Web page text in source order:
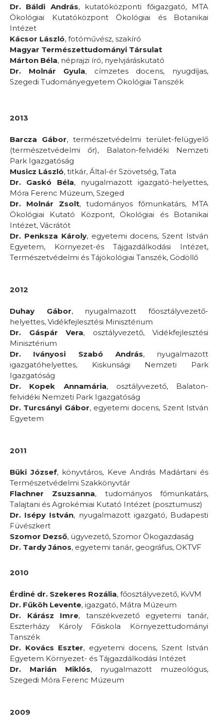
Dr. Báldi András, kutatóközponti főigazgató, MTA
Ökológiai Kutatóközpont Ökológiai és Botanikai
Intézet
Kácsor László, fotóművész, szakíró
Magyar Természettudományi Társulat
Márton Béla, néprajzi író, nyelvjáráskutató
Dr. Molnár Gyula, címzetes docens, nyugdíjas,
Szegedi Tudományegyetem Ökológiai Tanszék
2013
Barcza Gábor, természetvédelmi terület-felügyelő
(természetvédelmi őr), Balaton-felvidéki Nemzeti
Park Igazgatóság
Musicz László, titkár, Által-ér Szövetség, Tata
Dr. Gaskó Béla, nyugalmazott igazgató-helyettes,
Móra Ferenc Múzeum, Szeged
Dr. Molnár Zsolt, tudományos főmunkatárs, MTA
Ökológiai Kutató Központ, Ökológiai és Botanikai
Intézet, Vácrátót
Dr. Penksza Károly, egyetemi docens, Szent István
Egyetem, Környezet-és Tájgazdálkodási Intézet,
Természetvédelmi és Tájökológiai Tanszék, Gödöllő
2012
Duhay Gábor, nyugalmazott főosztályvezető-
helyettes, Vidékfejlesztési Minisztérium
Dr. Gáspár Vera, osztályvezető, Vidékfejlesztési
Minisztérium
Dr. Iványosi Szabó András, nyugalmazott
igazgatóhelyettes, Kiskunsági Nemzeti Park
Igazgatóság
Dr. Kopek Annamária, osztályvezető, Balaton-
felvidéki Nemzeti Park Igazgatóság
Dr. Turcsányi Gábor, egyetemi docens, Szent István
Egyetem
2011
Büki József, könyvtáros, Keve András Madártani és
Természetvédelmi Szakkönyvtár
Flachner Zsuzsanna, tudományos főmunkatárs,
Talajtani és Agrokémiai Kutató Intézet (posztumusz)
Dr. Isépy István, nyugalmazott igazgató, Budapesti
Füvészkert
Szomor Dezső, ügyvezető, Szomor Ökogazdaság
Dr. Tardy János, egyetemi tanár, geográfus, OKTVF
2010
Érdiné dr. Szekeres Rozália, főosztályvezető, KvVM
Dr. Fűköh Levente, igazgató, Mátra Múzeum
Dr. Kárász Imre, tanszékvezető egyetemi tanár,
Eszterházy Károly Főiskola Környezettudományi
Tanszék
Dr. Kovács Eszter, egyetemi docens, Szent István
Egyetem Környezet- és Tájgazdálkodási Intézet
Dr. Marián Miklós, nyugalmazott muzeológus,
Szegedi Móra Ferenc Múzeum
2009